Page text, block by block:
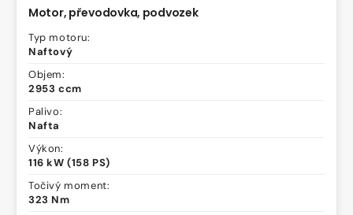
Motor, převodovka, podvozek
Typ motoru:
Naftový
Objem:
2953 ccm
Palivo:
Nafta
Výkon:
116 kW (158 PS)
Točivý moment:
323 Nm